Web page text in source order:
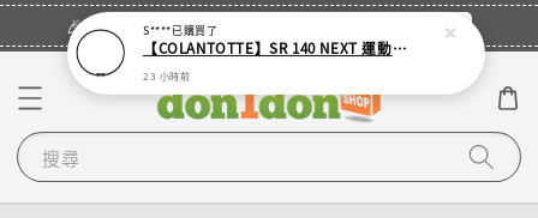
🎉登入會員・領取您的專屬折扣券！ 立即登入
搜尋
S****已購買了
【COLANTOTTE】SR 140 NEXT 運動機能磁石項圈
23 小時前